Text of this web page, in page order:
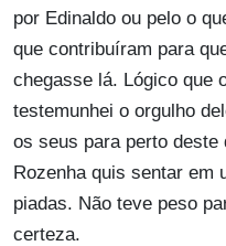
por Edinaldo ou pelo o
que contribuíram para
chegasse lá. Lógico que
testemunhei o orgulho
os seus para perto deste
Rozenha quis sentar em
piadas. Não teve peso
certeza.